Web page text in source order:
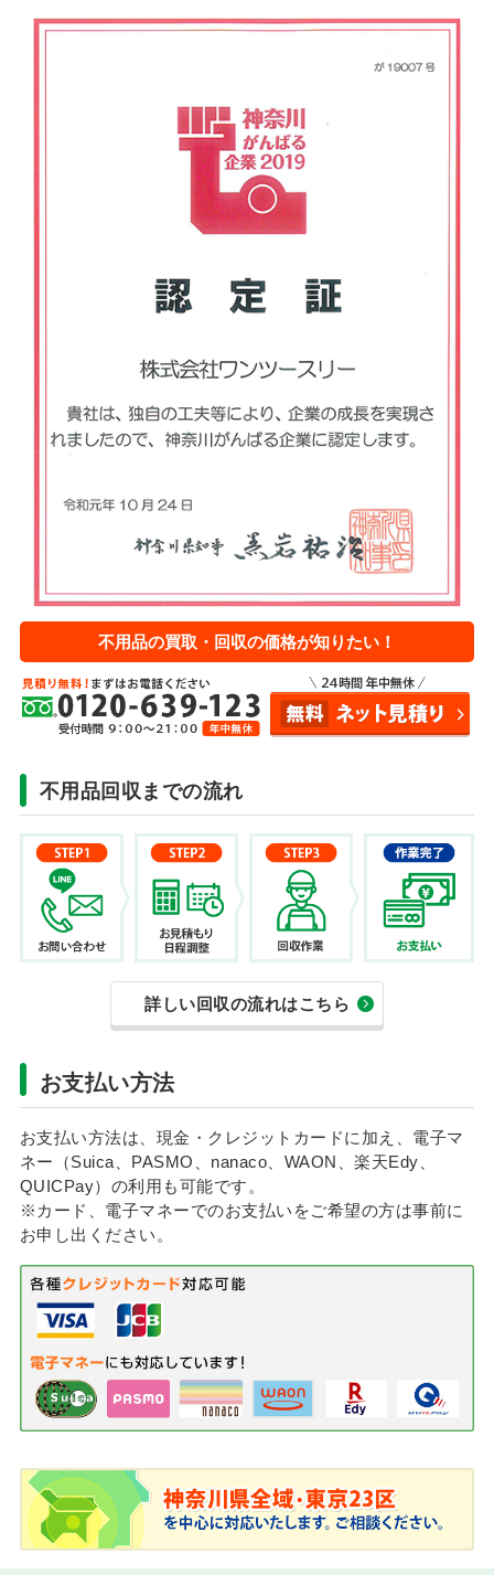
不用品の買取・回収の価格が知りたい！
不用品回収までの流れ
詳しい回収の流れはこちら
お支払い方法
お支払い方法は、現金・クレジットカードに加え、電子マ
ネー（Suica、PASMO、nanaco、WAON、楽天Edy、
QUICPay）の利用も可能です。
※カード、電子マネーでのお支払いをご希望の方は事前に
お申し出ください。